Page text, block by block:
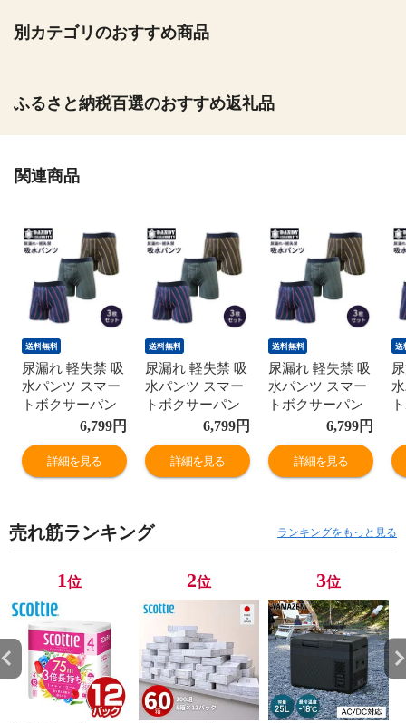
別カテゴリのおすすめ商品
ふるさと納税百選のおすすめ返礼品
関連商品
送料無料
尿漏れ 軽失禁 吸
水パンツ スマー
トボクサーパン
ツ トラッドデザ
イン 3枚組
(M/L/LL/3L)
SPMGSC-474GA
パンツ メンズ 紳
士 男性用 尿モレ
失禁対策 快適 下
着 肌着 おしゃれ
辻一 【送料無
料】
6,799円
詳細を見る
送料無料
尿漏れ 軽失禁 吸
水パンツ スマー
トボクサーパン
ツ トラッドデザ
イン 3枚組
(M/L/LL/3L)
SPMGSC-474GA
パンツ メンズ 紳
士 男性用 尿モレ
失禁対策 快適 下
着 肌着 おしゃれ
辻一 【送料無
料】
6,799円
詳細を見る
送料無料
尿漏れ 軽失禁 吸
水パンツ スマー
トボクサーパン
ツ トラッドデザ
イン 3枚組
(M/L/LL/3L)
SPMGSC-474GA
パンツ メンズ 紳
士 男性用 尿モレ
失禁対策 快適 下
着 肌着 おしゃれ
辻一 【送料無
料】
6,799円
詳細を見る
送
売れ筋ランキング ランキングをもっと見る
1位 2位 3位